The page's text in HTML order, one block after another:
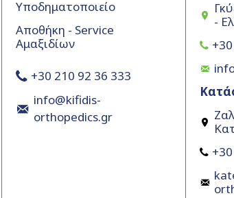
Υποδηματοποιείο
Αποθήκη - Service
Αμαξιδίων
+30 210 92 36 333
info@kifidis-
orthopedics.gr
-